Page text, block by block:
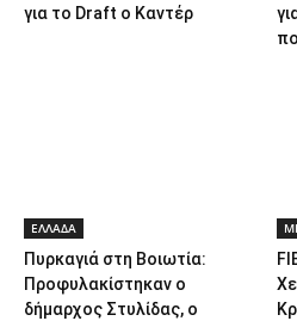
για το Draft ο Καντέρ
ΕΛΛΑΔΑ
Πυρκαγιά στη Βοιωτία:
Προφυλακίστηκαν ο
δήμαρχος Στυλίδας, ο